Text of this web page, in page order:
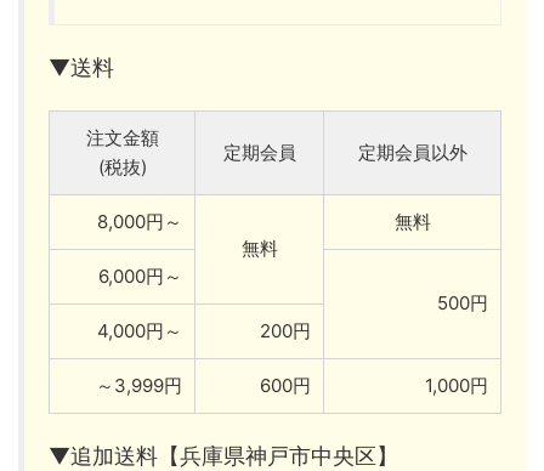
▼送料
注文金額
(税抜)
定期会員 定期会員以外
8,000円～
無料
無料
6,000円～
500円
4,000円～
200円
～3,999円 600円 1,000円
▼追加送料【兵庫県神戸市中央区】